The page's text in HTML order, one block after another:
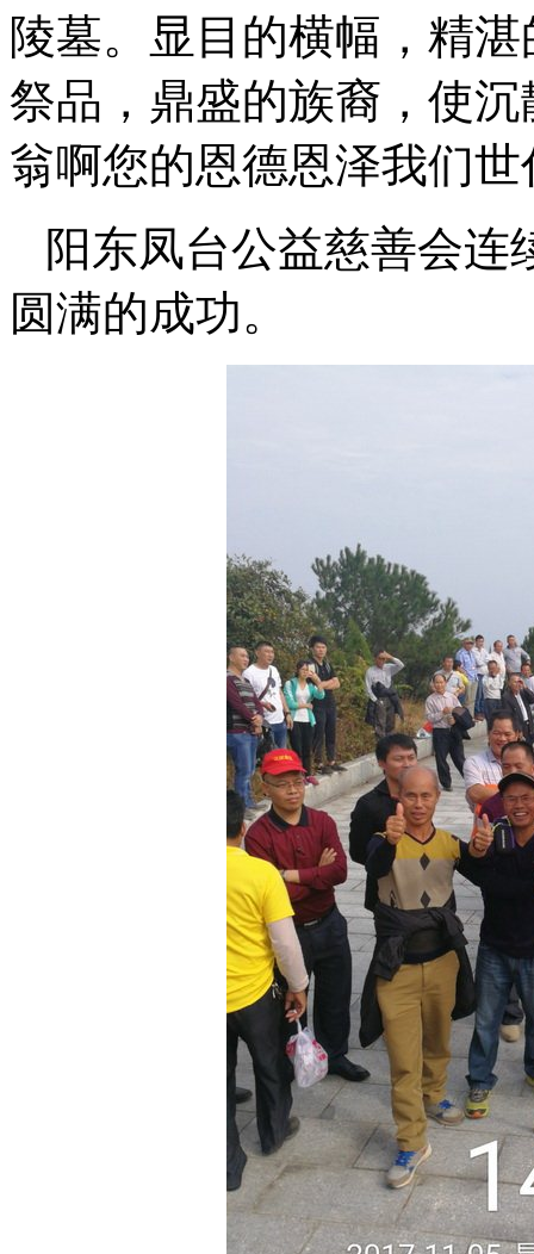
陵墓。显目的横幅，精
祭品，鼎盛的族裔，使
翁啊您的恩德恩泽我们
阳东凤台公益慈善会连
圆满的成功。